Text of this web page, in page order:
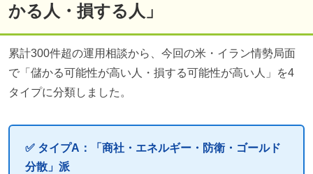
かる人・損する人」
累計300件超の運用相談から、今回の米・イラン情勢局面
で「儲かる可能性が高い人・損する可能性が高い人」を4
タイプに分類しました。
✅ タイプA：「商社・エネルギー・防衛・ゴールド
分散」派